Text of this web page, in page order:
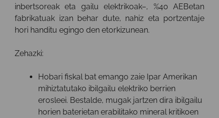
inbertsoreak eta gailu elektrikoak–, %40 AEBetan
fabrikatuak izan behar dute, nahiz eta portzentaje
hori handitu egingo den etorkizunean.
Zehazki:
Hobari fiskal bat emango zaie Ipar Amerikan
mihiztatutako ibilgailu elektriko berrien
erosleei. Bestalde, mugak jartzen dira ibilgailu
horien baterietan erabilitako mineral kritikoen